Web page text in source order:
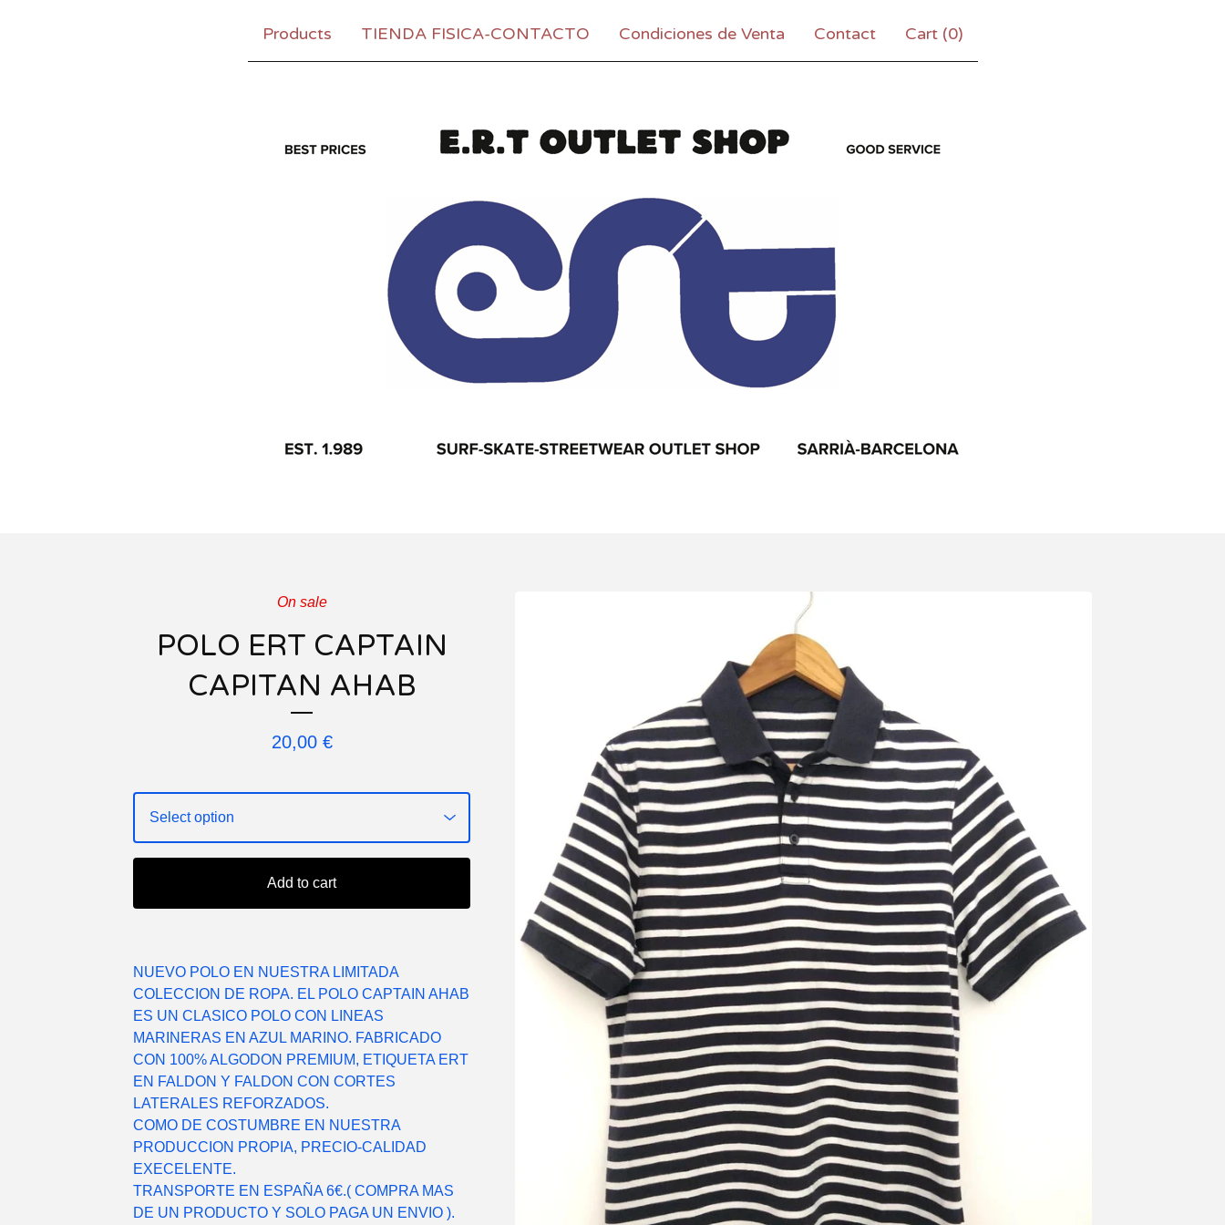
Products TIENDA FISICA-CONTACTO Condiciones de Venta Contact Cart (0)
On sale
POLO ERT CAPTAIN
CAPITAN AHAB
20,00 €
Add to cart
NUEVO POLO EN NUESTRA LIMITADA
COLECCION DE ROPA. EL POLO CAPTAIN AHAB
ES UN CLASICO POLO CON LINEAS
MARINERAS EN AZUL MARINO. FABRICADO
CON 100% ALGODON PREMIUM, ETIQUETA ERT
EN FALDON Y FALDON CON CORTES
LATERALES REFORZADOS.
COMO DE COSTUMBRE EN NUESTRA
PRODUCCION PROPIA, PRECIO-CALIDAD
EXECELENTE.
TRANSPORTE EN ESPAÑA 6€.( COMPRA MAS
DE UN PRODUCTO Y SOLO PAGA UN ENVIO ).